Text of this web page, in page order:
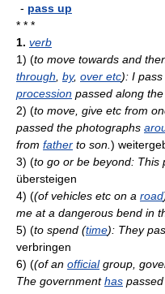
- pass up
* * *
1. verb
1) (to move towards and
through by, over etc): I
procession passed along the
2) (to move, give etc from
passed the photographs
from father to son. )
3) (to go or be beyond: This
übersteigen
4) ((of vehicles etc on a road
me at a dangerous bend in
5) (to spend (time): They
verbringen
6) ((of an officialgroup,
The governmenthas passed